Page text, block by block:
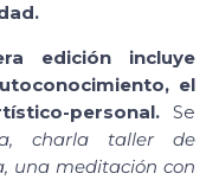
edición incluye
el
personal. Se
charla taller de
una meditación con